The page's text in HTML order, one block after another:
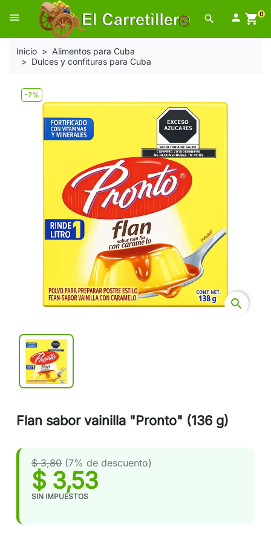
search
menu  shopping_cart0
Inicio
Alimentos para Cuba
Dulces y confituras para Cuba
-7%
search
Flan sabor vainilla "Pronto" (136 g)
$ 3,80 (7% de descuento)
$ 3,53
SIN IMPUESTOS